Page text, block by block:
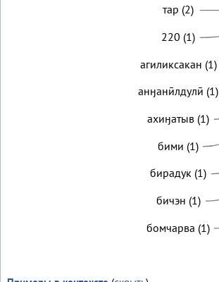
тар (2)
220 (1)
агиликсакан (1)
анӈанӣлдулӣ (1)
ахиӈатыв (1)
бими (1)
бирадук (1)
бичэн (1)
бомчарва (1)